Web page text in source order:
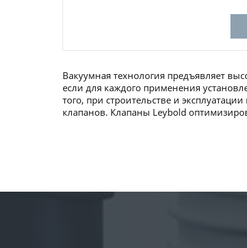
Вакуумная технология предъявляет
если для каждого применения
того, при строительстве и
клапанов. Клапаны Leybold